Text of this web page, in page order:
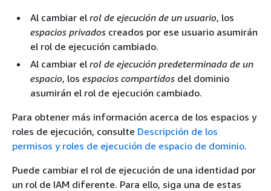
Al cambiar el rol de ejecución de un usuario, los
espacios privados creados por ese usuario asumirán
el rol de ejecución cambiado.
Al cambiar el rol de ejecución predeterminada de un
espacio, los espacios compartidos del dominio
asumirán el rol de ejecución cambiado.
Para obtener más información acerca de los espacios y
roles de ejecución, consulte Descripción de los
permisos y roles de ejecución de espacio de dominio.
Puede cambiar el rol de ejecución de una identidad por
un rol de IAM diferente. Para ello, siga una de estas